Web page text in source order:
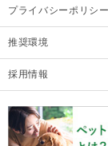
プライバシーポリシー
推奨環境
採用情報